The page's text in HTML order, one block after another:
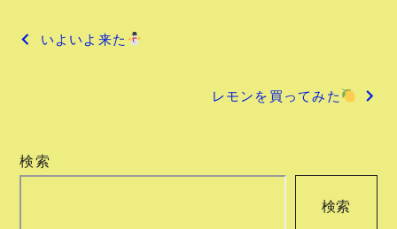
投
ゲ
いよいよ来た
レモンを買ってみた
検索
検索